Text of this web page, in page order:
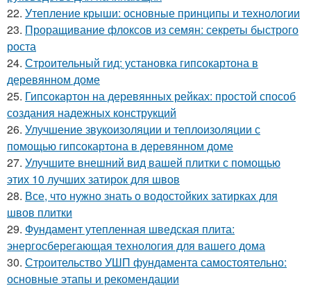
22. Утепление крыши: основные принципы и технологии
23. Проращивание флоксов из семян: секреты быстрого
роста
24. Строительный гид: установка гипсокартона в
деревянном доме
25. Гипсокартон на деревянных рейках: простой способ
создания надежных конструкций
26. Улучшение звукоизоляции и теплоизоляции с
помощью гипсокартона в деревянном доме
27. Улучшите внешний вид вашей плитки с помощью
этих 10 лучших затирок для швов
28. Все, что нужно знать о водостойких затирках для
швов плитки
29. Фундамент утепленная шведская плита:
энергосберегающая технология для вашего дома
30. Строительство УШП фундамента самостоятельно:
основные этапы и рекомендации